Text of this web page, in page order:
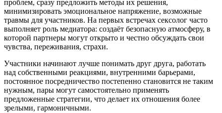
проблем, сразу предложить методы их решения,
минимизировать эмоциональное напряжение, возможные
травмы для участников. На первых встречах сексолог часто
выполняет роль медиатора: создаёт безопасную атмосферу, в
которой партнеры могут открыто и честно обсуждать свои
чувства, переживания, страхи.
Участники начинают лучше понимать друг друга, работать
над собственными реакциями, внутренними барьерами,
постоянное посредничество постепенно становится не таким
нужным, пары могут самостоятельно применять
предложенные стратегии, что делает их отношения более
зрелыми, гармоничными.